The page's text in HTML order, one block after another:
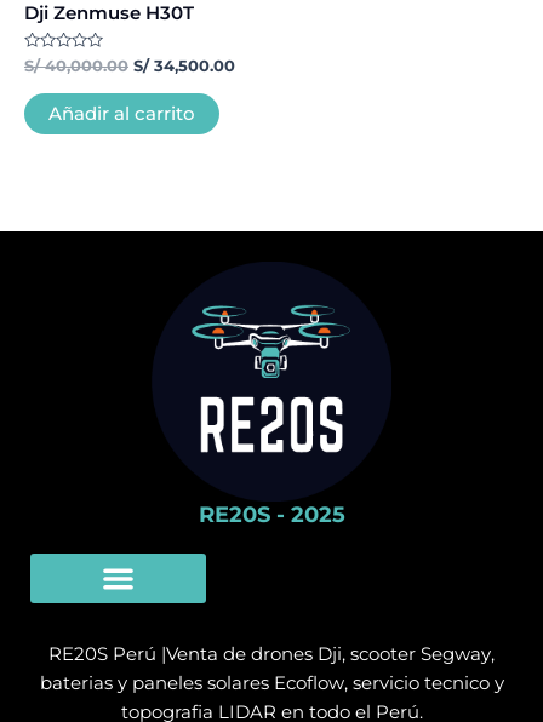
Dji Zenmuse H30T
Valorado
con
de
5
S/40,000.00 S/34,500.00
Añadir al carrito
RE20S - 2025
RE20S Perú |Venta de drones Dji, scooter Segway,
baterias y paneles solares Ecoflow, servicio tecnico y
topografia LIDAR en todo el Perú.